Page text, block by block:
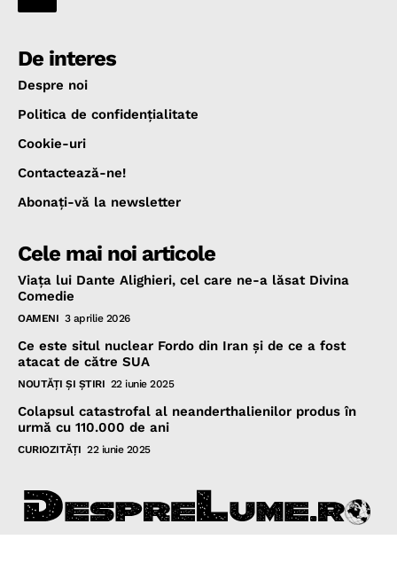
De interes
Despre noi
Politica de confidenţialitate
Cookie-uri
Contactează-ne!
Abonaţi-vă la newsletter
Cele mai noi articole
Viața lui Dante Alighieri, cel care ne-a lăsat Divina
Comedie
OAMENI 3 aprilie 2026
Ce este situl nuclear Fordo din Iran și de ce a fost
atacat de către SUA
NOUTĂŢI ŞI ŞTIRI 22 iunie 2025
Colapsul catastrofal al neanderthalienilor produs în
urmă cu 110.000 de ani
CURIOZITĂŢI 22 iunie 2025